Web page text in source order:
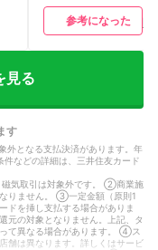
すいです。銀行や
まとめて確認でき
ト 利用期間：2～
通費、旅行・出張
年会費が無料・安
枚
参考になった
見る
す
外となる支払決済があります。年
などの詳細は、三井住友カード
気取引は対象外です。 ②商業施
りません。 ③一定金額（原則1
ドを挿し支払する場合がありま
元の対象となりません。上記、タ
て異なる場合があります。 ④ス
舗は異なります。詳しくはサービ